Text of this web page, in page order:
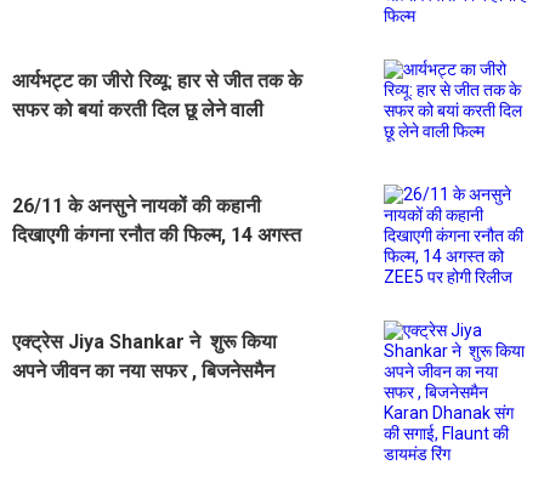
आर्यभट्ट का जीरो रिव्यू: हार से जीत तक के
सफर को बयां करती दिल छू लेने वाली
26/11 के अनसुने नायकों की कहानी
दिखाएगी कंगना रनौत की फिल्म, 14 अगस्त
एक्ट्रेस Jiya Shankar ने शुरू किया
अपने जीवन का नया सफर , बिजनेसमैन